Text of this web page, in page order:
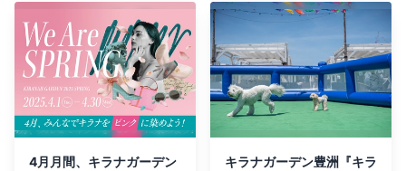
4月月間、キラナガーデン
キラナガーデン豊洲『キラ